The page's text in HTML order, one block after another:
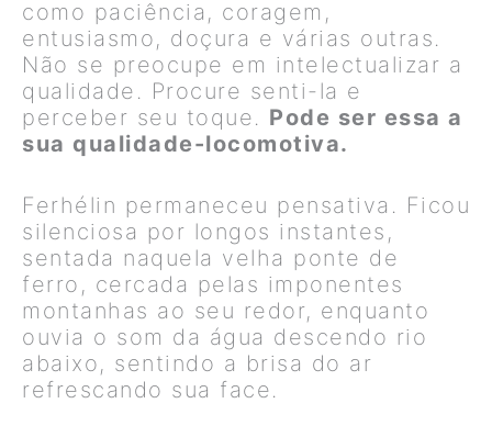
como paciência, coragem,
entusiasmo, doçura e várias outras.
Não se preocupe em intelectualizar a
qualidade. Procure senti-la e
perceber seu toque. Pode ser essa a
sua qualidade-locomotiva.
Ferhélin permaneceu pensativa. Ficou
silenciosa por longos instantes,
sentada naquela velha ponte de
ferro, cercada pelas imponentes
montanhas ao seu redor, enquanto
ouvia o som da água descendo rio
abaixo, sentindo a brisa do ar
refrescando sua face.